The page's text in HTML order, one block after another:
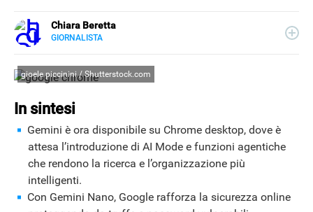
Chiara Beretta
GIORNALISTA
Tecnologia scrive di serie tv, film e spettacolo.
gioele piccinini / Shutterstock.com
In sintesi
Gemini è ora disponibile su Chrome desktop, dove è
attesa l’introduzione di AI Mode e funzioni agentiche
che rendono la ricerca e l’organizzazione più
intelligenti.
Con Gemini Nano, Google rafforza la sicurezza online